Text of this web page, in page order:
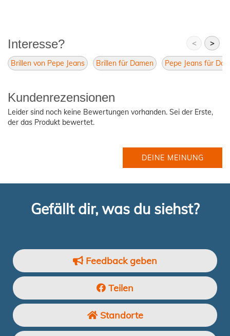
Interesse? < >
Brillen von Pepe Jeans Brillen für Damen Pepe Jeans für
Kundenrezensionen
Leider sind noch keine Bewertungen vorhanden. Sei der Erste,
der das Produkt bewertet.
DEINE MEINUNG
Gefällt dir, was du siehst?
Feedback geben
Teilen
Standorte